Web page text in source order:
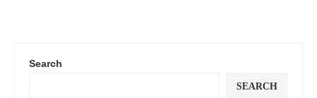
Search
SEARCH